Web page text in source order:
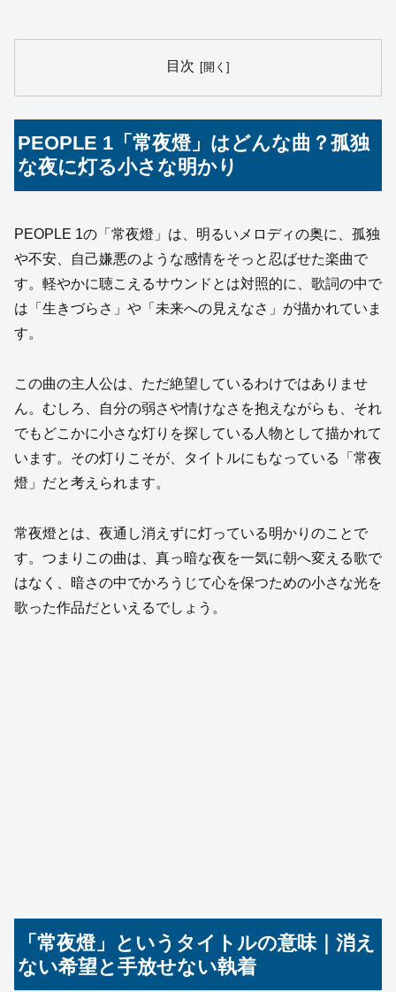
目次
PEOPLE 1「常夜燈」はどんな曲？孤独
な夜に灯る小さな明かり
PEOPLE 1の「常夜燈」は、明るいメロディの奥に、孤独
や不安、自己嫌悪のような感情をそっと忍ばせた楽曲で
す。軽やかに聴こえるサウンドとは対照的に、歌詞の中で
は「生きづらさ」や「未来への見えなさ」が描かれていま
す。
この曲の主人公は、ただ絶望しているわけではありませ
ん。むしろ、自分の弱さや情けなさを抱えながらも、それ
でもどこかに小さな灯りを探している人物として描かれて
います。その灯りこそが、タイトルにもなっている「常夜
燈」だと考えられます。
常夜燈とは、夜通し消えずに灯っている明かりのことで
す。つまりこの曲は、真っ暗な夜を一気に朝へ変える歌で
はなく、暗さの中でかろうじて心を保つための小さな光を
歌った作品だといえるでしょう。
「常夜燈」というタイトルの意味｜消え
ない希望と手放せない執着